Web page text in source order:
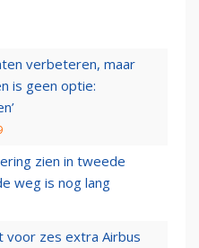
verbeteren, maar
is geen optie:
zien in tweede
weg is nog lang
voor zes extra Airbus